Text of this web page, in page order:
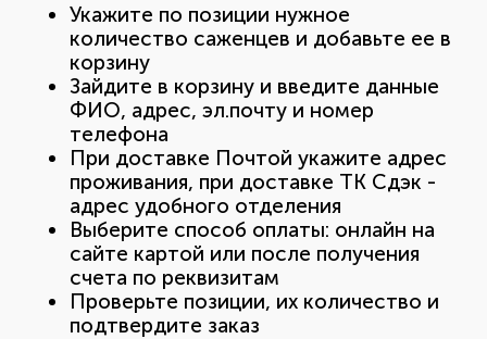
Укажите по позиции нужное
количество саженцев и добавьте ее в
корзину
Зайдите в корзину и введите данные
ФИО, адрес, эл.почту и номер
телефона
При доставке Почтой укажите адрес
проживания, при доставке ТК Сдэк -
адрес удобного отделения
Выберите способ оплаты: онлайн на
сайте картой или после получения
счета по реквизитам
Проверьте позиции, их количество и
подтвердите заказ